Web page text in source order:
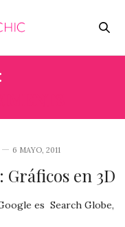
6 MAYO, 2011
Gráficos en 3D
es Search Globe,